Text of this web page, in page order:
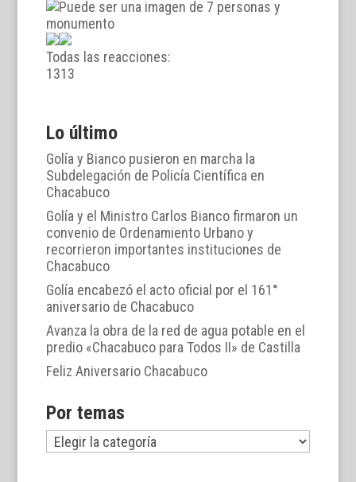
Todas las reacciones:
1313
Lo último
Golía y Bianco pusieron en marcha la
Subdelegación de Policía Científica en
Chacabuco
Golía y el Ministro Carlos Bianco firmaron un
convenio de Ordenamiento Urbano y
recorrieron importantes instituciones de
Chacabuco
Golía encabezó el acto oficial por el 161°
aniversario de Chacabuco
Avanza la obra de la red de agua potable en el
predio «Chacabuco para Todos II» de Castilla
Feliz Aniversario Chacabuco
Por temas
Por
temas